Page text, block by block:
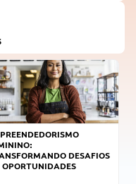
DESAFIOS
OPORTUNIDADES